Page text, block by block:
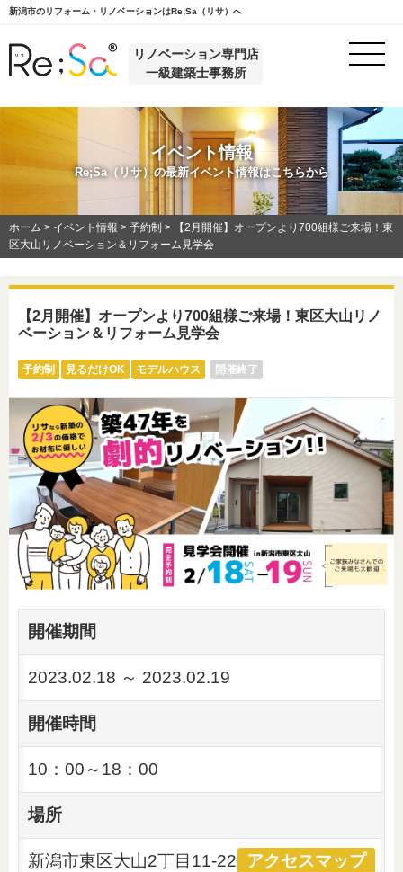
新潟市のリフォーム・リノベーションはRe;Sa（リサ）へ
リノベーション専門店
一級建築士事務所
イベント情報
Re;Sa（リサ）の最新イベント情報はこちらから
ホーム > イベント情報 > 予約制 >
【2月開催】オープンより700組様ご来場！東
区大山リノベーション＆リフォーム見学会
【2月開催】オープンより700組様ご来場！東区大山リノ
ベーション＆リフォーム見学会
予約制 見るだけOK モデルハウス 開催終了
開催期間
2023.02.18 ～ 2023.02.19
開催時間
10：00～18：00
場所
新潟市東区大山2丁目11-22 アクセスマップ